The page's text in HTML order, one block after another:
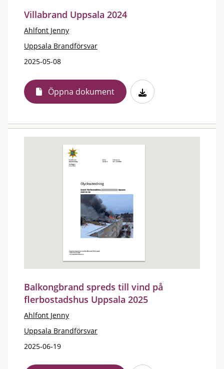
Villabrand Uppsala 2024
Ahlfont Jenny
Uppsala Brandförsvar
2025-05-08
Öppna dokument
Balkongbrand spreds till vind på
flerbostadshus Uppsala 2025
Ahlfont Jenny
Uppsala Brandförsvar
2025-06-19